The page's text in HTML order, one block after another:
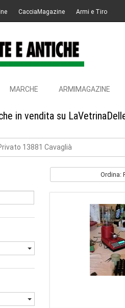
CacciaMagazine Armi e Tiro
MARCHE ARMIMAGAZINE
in vendita su
13881 Cavaglià
Ordina: